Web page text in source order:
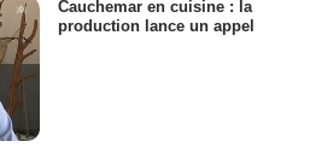
Cauchemar en cuisine : la
production lance un appel